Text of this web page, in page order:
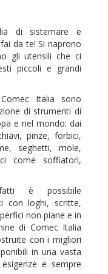
di sistemare e
da te! Si riaprono
gli utensili che ci
piccoli e grandi
Italia sono
di strumenti di
e nel mondo: dai
pinze, forbici,
seghetti, mole,
come soffiatori,
è possibile
con loghi, scritte,
non piane e in
di Comec Italia
con i migliori
in una vasta
e sempre